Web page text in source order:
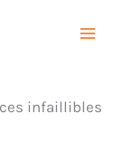
infaillibles